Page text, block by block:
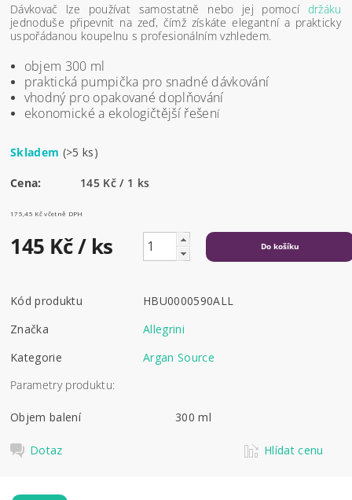
Dávkovač lze používat samostatně nebo jej pomocí držáku
jednoduše připevnit na zeď, čímž získáte elegantní a prakticky
uspořádanou koupelnu s profesionálním vzhledem.
objem 300 ml
praktická pumpička pro snadné dávkování
vhodný pro opakované doplňování
ekonomické a ekologičtější řešení
Skladem (>5 ks)
Cena: 145 Kč / 1 ks
175,45 Kč včetně DPH
145 Kč/ ks
Kód produktu
HBU0000590ALL
Značka
Allegrini
Kategorie
Argan Source
Parametry produktu:
Objem balení 300 ml
Dotaz Hlídat cenu